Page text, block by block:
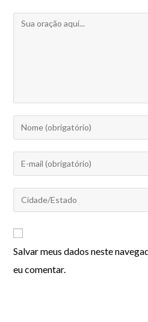
Salvar meus dados neste
eu comentar.